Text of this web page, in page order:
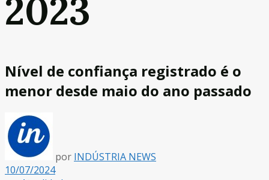
2023
Nível de confiança registrado é o
menor desde maio do ano passado
por INDÚSTRIA NEWS
10/07/2024